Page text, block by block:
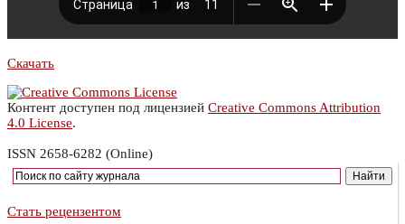
Скачать
Контент доступен под лицензией Creative Commons Attribution
4.0 License.
ISSN 2658-6282 (Online)
Стать рецензентом